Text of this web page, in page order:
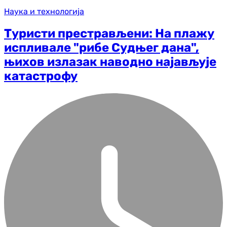
Наука и технологија
Туристи престрављени: На плажу
испливале "рибе Судњег дана",
њихов излазак наводно најављује
катастрофу